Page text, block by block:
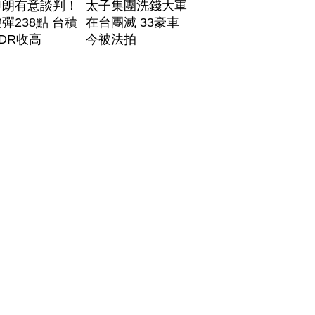
有意談判！
238點 台積
收高
太子集團洗錢大軍
在台團滅 33豪車
今被法拍